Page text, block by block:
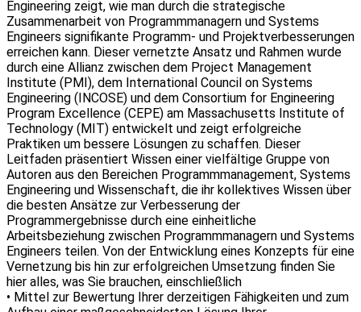
Engineering zeigt, wie man durch die strategische
Zusammenarbeit von Programmmanagern und Systems
Engineers signifikante Programm- und Projektverbesserungen
erreichen kann. Dieser vernetzte Ansatz und Rahmen wurde
durch eine Allianz zwischen dem Project Management
Institute (PMI), dem International Council on Systems
Engineering (INCOSE) und dem Consortium for Engineering
Program Excellence (CEPE) am Massachusetts Institute of
Technology (MIT) entwickelt und zeigt erfolgreiche
Praktiken um bessere Lösungen zu schaffen. Dieser
Leitfaden präsentiert Wissen einer vielfältige Gruppe von
Autoren aus den Bereichen Programmmanagement, Systems
Engineering und Wissenschaft, die ihr kollektives Wissen über
die besten Ansätze zur Verbesserung der
Programmergebnisse durch eine einheitliche
Arbeitsbeziehung zwischen Programmmanagern und Systems
Engineers teilen. Von der Entwicklung eines Konzepts für eine
Vernetzung bis hin zur erfolgreichen Umsetzung finden Sie
hier alles, was Sie brauchen, einschließlich
• Mittel zur Bewertung Ihrer derzeitigen Fähigkeiten und zum